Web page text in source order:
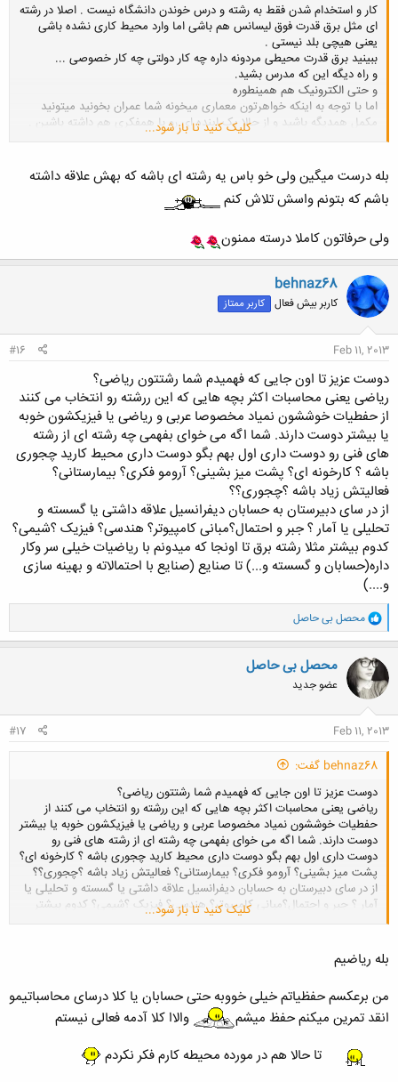
باشه.
کار و استخدام شدن فقط به رشته و درس خوندن دانشگاه نیست . اصلا در رشته
ای مثل برق قدرت فوق لیسانس هم باشی اما وارد محیط کاری نشده باشی
یعنی هیچی بلد نیستی .
ببینید برق قدرت محیطی مردونه داره چه کار دولتی چه کار خصوصی ...
و راه دیگه این که مدرس بشید.
و حتی الکترونیک هم همینطوره
اما با توجه به اینکه خواهرتون معماری میخونه شما عمران بخونید میتونید
مکمل همدیگه باشید و از حالا یک اینده ای رو با همفکری هم داشته باشین .
به گفته بقیه دوستان هم میشه غیر مهندسی انتخاب کنید.
کاری نذاشته باشی همه چی برات گنگ و نامفهومه . اینده به رشته نیست به
تلاش و زحمت شماست.اینکه در رشته ای که میخونین نفر اول باشین.
من درس مدار های الکتریکی رو به جای استادمون حل میکردم. و بابت همین
مشغول کار شدم دیدم که یک کلمه از برق نمیدونم .
کلیک کنید تا باز شود...
بله درست میگین ولی خو باس یه رشته ای باشه که بهش علاقه داشته
باشم که بتونم واسش تلاش کنم
ولی حرفاتون کاملا درسته ممنون
behnaz68
کاربر بیش فعال کاربر ممتاز
Feb 11, 2013
#16
دوست عزیز تا اون جایی که فهمیدم شما رشتتون ریاضی؟
ریاضی یعنی محاسبات اکثر بچه هایی که این ررشته رو انتخاب می کنند
از حفطیات خوششون نمیاد مخصوصا عربی و ریاضی یا فیزیکشون خوبه
یا بیشتر دوست دارند. شما اگه می خوای بفهمی چه رشته ای از رشته
های فنی رو دوست داری اول بهم بگو دوست داری محیط کارید چجوری
باشه ؟ کارخونه ای؟ پشت میز بشینی؟ آرومو فکری؟ بیمارستانی؟
فعالیتش زیاد باشه ؟چجوری؟؟
از در سای دبیرستان به حسابان دیفرانسیل علاقه داشتی یا گسسته و
تحلیلی یا آمار ؟ جبر و احتمال؟مبانی کامپیوتر؟ هندسی؟ فیزیک ؟شیمی؟
کدوم بیشتر مثلا رشته برق تا اونجا که میدونم با ریاضیات خیلی سر وکار
داره(حسابان و گسسته و...) تا صنایع (صنایع با احتمالاته و بهینه سازی
و....)
و
ا
ک
ن
ش
ه
ا
محصل بی حاصل
محصل بی حاصل
عضو جدید
Feb 11, 2013
#17
behnaz68 گفت:
دوست عزیز تا اون جایی که فهمیدم شما رشتتون ریاضی؟
ریاضی یعنی محاسبات اکثر بچه هایی که این ررشته رو انتخاب می کنند از
حفطیات خوششون نمیاد مخصوصا عربی و ریاضی یا فیزیکشون خوبه یا بیشتر
دوست دارند. شما اگه می خوای بفهمی چه رشته ای از رشته های فنی رو
دوست داری اول بهم بگو دوست داری محیط کارید چجوری باشه ؟ کارخونه ای؟
پشت میز بشینی؟ آرومو فکری؟ بیمارستانی؟ فعالیتش زیاد باشه ؟چجوری؟؟
از در سای دبیرستان به حسابان دیفرانسیل علاقه داشتی یا گسسته و تحلیلی یا
آمار ؟ جبر و احتمال؟مبانی کامپیوتر؟ هندسی؟ فیزیک ؟شیمی؟ کدوم بیشتر
مثلا رشته برق تا اونجا که میدونم با ریاضیات خیلی سر وکار داره(حسابان و
کلیک کنید تا باز شود...
بله ریاضیم
من برعکسم حفظیاتم خیلی خووبه حتی حسابان یا کلا درسای محاسباتیمو
انقد تمرین میکنم حفظ میشم
والاا کلا آدمه فعالی نیستم
تا حالا هم در مورده محیطه کارم فکر نکردم